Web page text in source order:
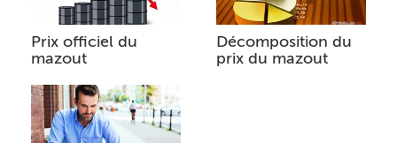
Prix officiel du
mazout
Décomposition du
prix du mazout